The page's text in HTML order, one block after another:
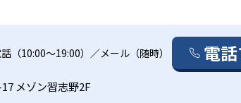
ること。
とが可能。また、苦手な科目のみ受講し、
境も整っている。高校受験対策も行われるの
とができる。
習い事に応じて、自分の好きな時間に通うこ
る。
（10:00～19:00）／メール（随時） 電
メゾン習志野2F